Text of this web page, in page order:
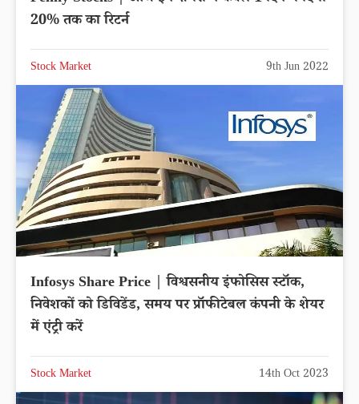
20% तक का रिटर्न
Stock Market 9th Jun 2022
Infosys Share Price | विश्वसनीय इंफोसिस स्टॉक,
निवेशकों को डिविडेंड, समय पर प्रॉफीटेबल कंपनी के शेयर
में एंट्री करें
Stock Market 14th Oct 2023